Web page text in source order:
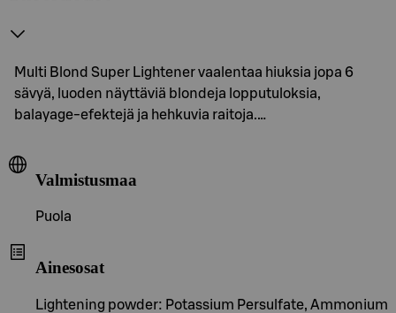
Multi Blond Super Lightener vaalentaa hiuksia jopa 6
sävyä, luoden näyttäviä blondeja lopputuloksia,
balayage-efektejä ja hehkuvia raitoja.…
Valmistusmaa
Puola
Ainesosat
Lightening powder: Potassium Persulfate, Ammonium